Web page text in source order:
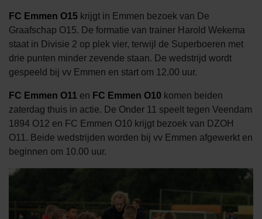
FC Emmen O15 krijgt in Emmen bezoek van De
Graafschap O15. De formatie van trainer Harold Wekema
staat in Divisie 2 op plek vier, terwijl de Superboeren met
drie punten minder zevende staan. De wedstrijd wordt
gespeeld bij vv Emmen en start om 12.00 uur.
FC Emmen O11 en FC Emmen O10 komen beiden
zaterdag thuis in actie. De Onder 11 speelt tegen Veendam
1894 O12 en FC Emmen O10 krijgt bezoek van DZOH
O11. Beide wedstrijden worden bij vv Emmen afgewerkt en
beginnen om 10.00 uur.